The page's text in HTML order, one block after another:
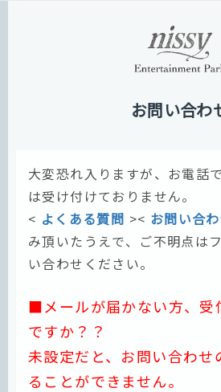
お問い合わ
大変恐れ入りますが、お電話
は受け付けておりません。
< よくある質問 >< お問い合
み頂いたうえで、ご不明点は
い合わせください。
■メールが届かない方、受
ですか？？
未設定だと、お問い合わせ
ることができません。